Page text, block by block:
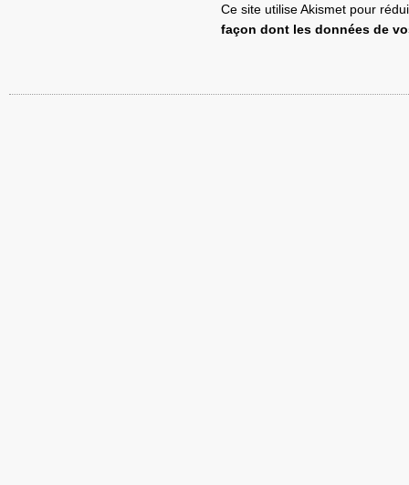
Ce site utilise Akismet pour
façon dont les données de